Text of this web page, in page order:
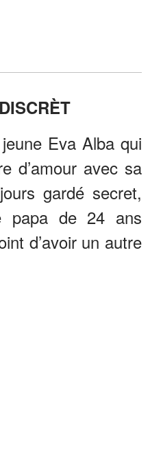
Eva Alba qui
d’amour avec sa
gardé secret,
papa de 24 ans
d’avoir un autre